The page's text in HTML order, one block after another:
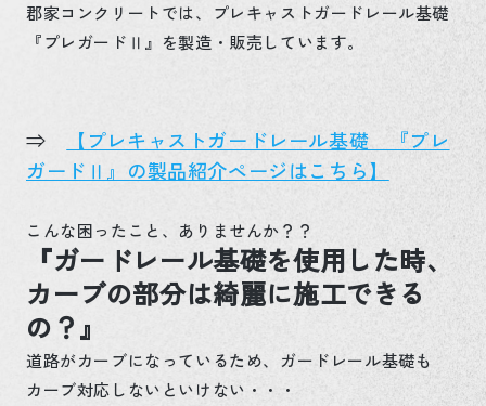
郡家コンクリートでは、プレキャストガードレール基礎
『プレガードⅡ』を製造・販売しています。
⇒
【プレキャストガードレール基礎 『プレ
ガードⅡ』の製品紹介ページはこちら】
こんな困ったこと、ありませんか？？
『ガードレール基礎を使用した時、
カーブの部分は綺麗に施工できる
の？』
道路がカーブになっているため、ガードレール基礎も
カーブ対応しないといけない・・・